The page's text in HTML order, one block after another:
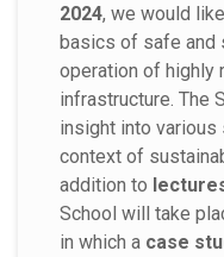
2024, we would
basics of safe and
operation of highly
infrastructure. The
insight into
context of
addition to
School will take
in which a case